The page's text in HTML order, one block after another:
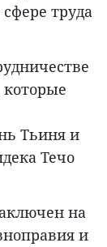
труда
Тьиня и
Течо
на
и